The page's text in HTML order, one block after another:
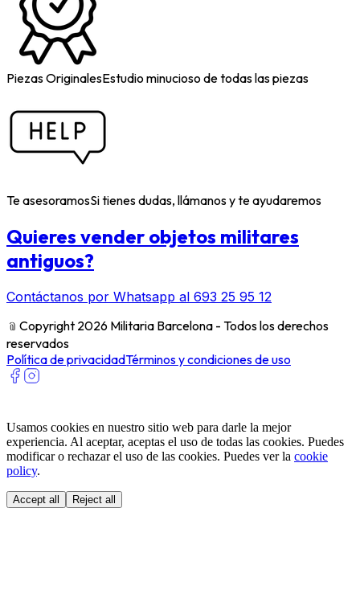
Piezas OriginalesEstudio minucioso de todas las piezas
Te asesoramosSi tienes dudas, llámanos y te ayudaremos
Quieres vender objetos militares
antiguos?
Contáctanos por Whatsapp al 693 25 95 12
﹫ Copyright 2026 Militaria Barcelona - Todos los derechos
reservados
Política de privacidadTérminos y condiciones de uso
Usamos cookies en nuestro sitio web para darle la mejor
experiencia. Al aceptar, aceptas el uso de todas las cookies. Puedes
modificar o rechazar el uso de las cookies. Puedes ver la cookie
policy.
Accept all Reject all